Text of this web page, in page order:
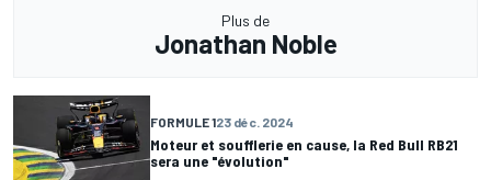
Plus de
Jonathan Noble
FORMULE 123 déc. 2024
Moteur et soufflerie en cause, la Red Bull RB21
sera une "évolution"